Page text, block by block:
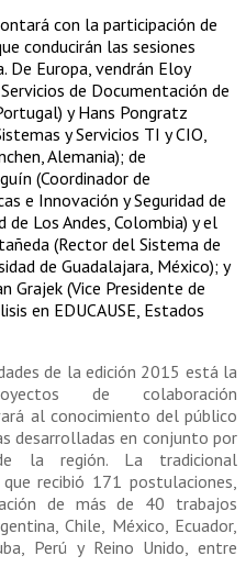
con la participación de
conducirán las sesiones
De Europa, vendrán Eloy
de Documentación de
y Hans Pongratz
y Servicios TI y CIO,
Alemania); de
(Coordinador de
e Innovación y Seguridad de
Los Andes, Colombia) y el
(Rector del Sistema de
de Guadalajara, México); y
Grajek (Vice Presidente de
en EDUCAUSE, Estados
de la edición 2015 está la
de colaboración
al conocimiento del público
desarrolladas en conjunto por
la región. La tradicional
recibió 171 postulaciones,
de más de 40 trabajos
Chile, México, Ecuador,
Perú y Reino Unido, entre